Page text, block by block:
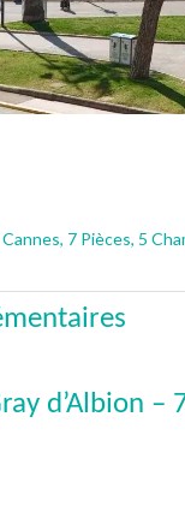
7 Pièces, 5
d’Albion –